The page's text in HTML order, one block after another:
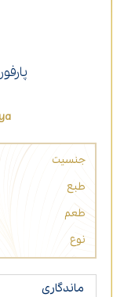
جنسیت
طبع
طعم
نوع
ماندگاری